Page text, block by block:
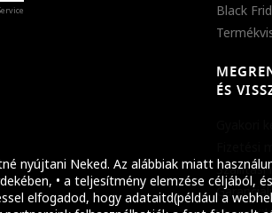
nyújtani Neked. Az alábbiak miatt
• a teljesítmény elemzése céljából,
elfogadod, hogy adataitd(például a
Black
ÉS
Szállítási